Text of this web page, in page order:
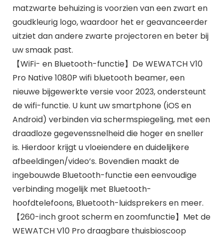
matzwarte behuizing is voorzien van een zwart en
goudkleurig logo, waardoor het er geavanceerder
uitziet dan andere zwarte projectoren en beter bij
uw smaak past.
​​【WiFi- en Bluetooth-functie】De WEWATCH V10
Pro Native 1080P wifi bluetooth beamer, een
nieuwe bijgewerkte versie voor 2023, ondersteunt
de wifi-functie. U kunt uw smartphone (iOS en
Android) verbinden via schermspiegeling, met een
draadloze gegevenssnelheid die hoger en sneller
is. Hierdoor krijgt u vloeiendere en duidelijkere
afbeeldingen/video’s. Bovendien maakt de
ingebouwde Bluetooth-functie een eenvoudige
verbinding mogelijk met Bluetooth-
hoofdtelefoons, Bluetooth-luidsprekers en meer.
​​【260-inch groot scherm en zoomfunctie】Met de
WEWATCH V10 Pro draagbare thuisbioscoop